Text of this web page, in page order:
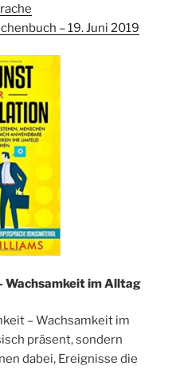
– 19. Juni 2019
im Alltag
– Wachsamkeit im
präsent, sondern
dabei, Ereignisse die